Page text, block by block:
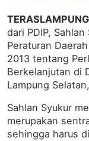
dari PDIP,
Peraturan
2013 tentang
Berkelanjutan di
Lampung
Sahlan Syukur
merupakan
sehingga harus